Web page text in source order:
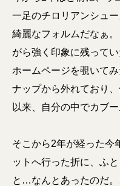
一足のチロリアンシュ
綺麗なフォルムだなぁ
がら強く印象に残って
ホームページを覗いて
ナップから外れており
以来、自分の中でカブ
そこから2年が経った今
ットへ行った折に、ふ
と…なんとあったのだ